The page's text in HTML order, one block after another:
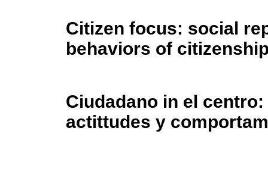
Citizen focus: social
behaviors of
Ciudadano in el
actittudes y